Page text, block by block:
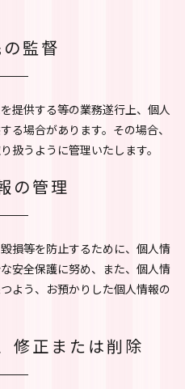
監督
提供する等の業務遂行上、個人
る場合があります。その場合、
扱うように管理いたします。
の管理
損等を防止するために、個人情
安全保護に努め、また、個人情
よう、お預かりした個人情報の
修正または削除